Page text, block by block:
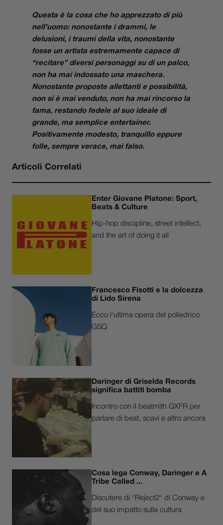
Questa è la cosa che ho apprezzato di più
nell’uomo: nonostante i drammi, le
delusioni, i traumi della vita, nonostante
fosse un artista estremamente capace di
“recitare” diversi personaggi su di un palco,
non ha mai indossato una maschera.
Nonostante proposte allettanti e possibilità,
non si è mai venduto, non ha mai rincorso la
fama, restando fedele al suo ideale di
grande, ma semplice entertainer.
Positivamente modesto, tranquillo eppure
folle, sempre verace, mai falso.
Articoli Correlati
Enter Giovane Platone: Sport,
Beats & Culture
Hip-hop discipline, street intellect,
and the art of doing it all
Francesco Fisotti e la dolcezza
di Lido Sirena
Ecco l'ultima opera del poliedrico
GSQ
Daringer di Griselda Records
significa battiti bomba
Incontro con il beatmith GXFR per
parlare di beat, scavi e altro ancora
Cosa lega Conway, Daringer e A
Tribe Called ...
Discutere di "Reject2" di Conway e
del suo impatto sulla cultura